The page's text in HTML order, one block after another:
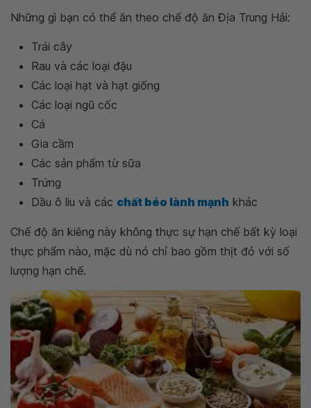
Những gì bạn có thể ăn theo chế độ ăn Địa Trung Hải:
Trái cây
Rau và các loại đậu
Các loại hạt và hạt giống
Các loại ngũ cốc
Cá
Gia cầm
Các sản phẩm từ sữa
Trứng
Dầu ô liu và các chất béo lành mạnh khác
Chế độ ăn kiêng này không thực sự hạn chế bất kỳ loại
thực phẩm nào, mặc dù nó chỉ bao gồm thịt đỏ với số
lượng hạn chế.